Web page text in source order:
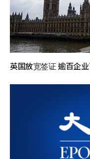
英国放宽签证 逾百企